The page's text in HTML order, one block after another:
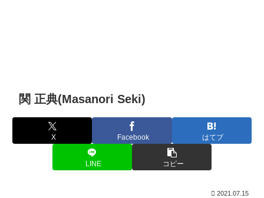
関 正典(Masanori Seki)
X Facebook はてブ
LINE コピー
2021.07.15